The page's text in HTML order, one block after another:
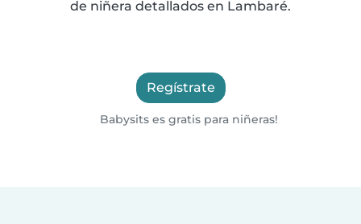
de niñera detallados en Lambaré.
Regístrate
Babysits es gratis para niñeras!